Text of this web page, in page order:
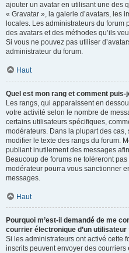
ajouter un avatar en utilisant une des
« Gravatar », la galerie d’avatars, les
locales. Les administrateurs du
des avatars et des méthodes qu’ils
Si vous ne pouvez pas utiliser
administrateur du forum.
Haut
Quel est mon rang et comment puis-
Les rangs, qui apparaissent en
votre activité selon le nombre de
certains utilisateurs spécifiques,
modérateurs. Dans la plupart des
modifier le texte des rangs du forum.
publiant inutilement des messages
Beaucoup de forums ne toléreront
modérateur pourra vous sanctionner
messages.
Haut
Pourquoi m’est-il demandé de me
courrier électronique d’un utilisateur
Si les administrateurs ont activé cette
inscrits peuvent envoyer des